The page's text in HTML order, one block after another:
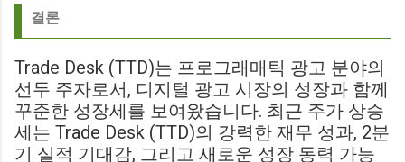
결론
Trade Desk (TTD)는 프로그래매틱 광고 분야의
선두 주자로서, 디지털 광고 시장의 성장과 함께
꾸준한 성장세를 보여왔습니다. 최근 주가 상승
세는 Trade Desk (TTD)의 강력한 재무 성과, 2분
기 실적 기대감, 그리고 새로운 성장 동력 가능